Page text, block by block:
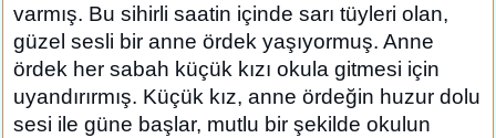
varmış. Bu sihirli saatin içinde sarı tüyleri olan,
güzel sesli bir anne ördek yaşıyormuş. Anne
ördek her sabah küçük kızı okula gitmesi için
uyandırırmış. Küçük kız, anne ördeğin huzur dolu
sesi ile güne başlar, mutlu bir şekilde okulun